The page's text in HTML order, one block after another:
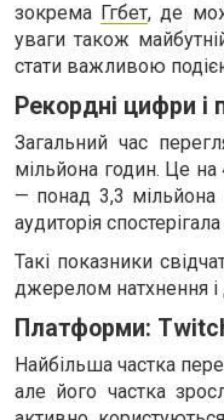
зокрема Ггбет, де
уваги також
стати важливою
Рекордні цифри і
Загальний час
мільйона годин. Це
— понад 3,3 мільйона
аудиторія
Такі показники
джерелом натхнення і
Платформи:
Найбільша частка
але його частка